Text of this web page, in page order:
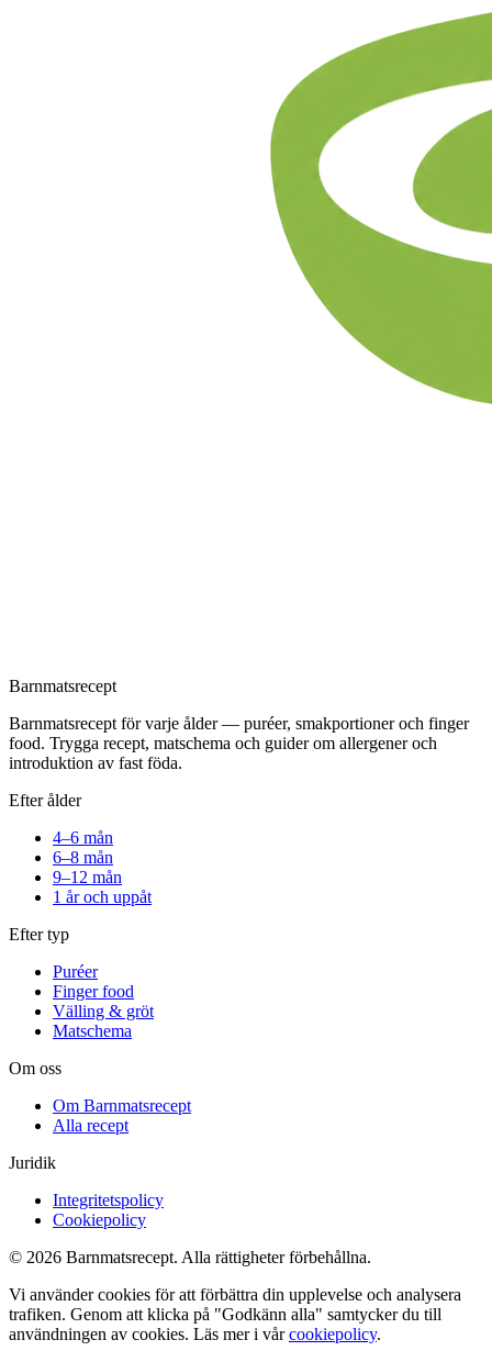
Barnmatsrecept
Barnmatsrecept för varje ålder — puréer, smakportioner och finger
food. Trygga recept, matschema och guider om allergener och
introduktion av fast föda.
Efter ålder
4–6 mån
6–8 mån
9–12 mån
1 år och uppåt
Efter typ
Puréer
Finger food
Välling & gröt
Matschema
Om oss
Om Barnmatsrecept
Alla recept
Juridik
Integritetspolicy
Cookiepolicy
© 2026 Barnmatsrecept. Alla rättigheter förbehållna.
Vi använder cookies för att förbättra din upplevelse och analysera
trafiken. Genom att klicka på "Godkänn alla" samtycker du till
användningen av cookies. Läs mer i vårcookiepolicy.